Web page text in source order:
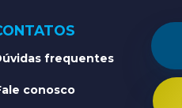
frequentes
conosco